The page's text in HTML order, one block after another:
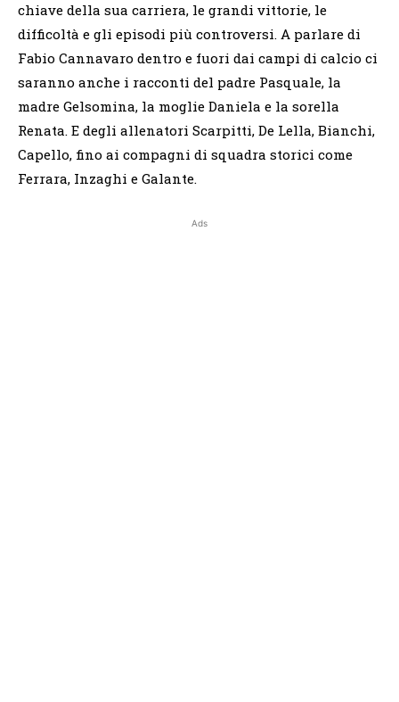
chiave della sua carriera, le grandi vittorie, le
difficoltà e gli episodi più controversi. A parlare di
Fabio Cannavaro dentro e fuori dai campi di calcio ci
saranno anche i racconti del padre Pasquale, la
madre Gelsomina, la moglie Daniela e la sorella
Renata. E degli allenatori Scarpitti, De Lella, Bianchi,
Capello, fino ai compagni di squadra storici come
Ferrara, Inzaghi e Galante.
Ads